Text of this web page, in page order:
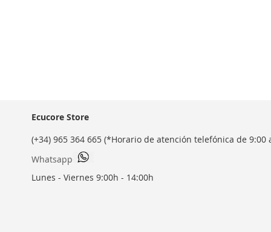
Ecucore Store
(+34) 965 364 665 (*Horario de atención telefónica de 9:00
Whatsapp
Lunes - Viernes 9:00h - 14:00h